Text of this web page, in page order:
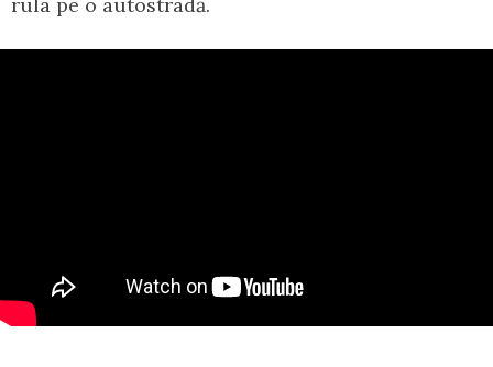
rula pe o autostradă.